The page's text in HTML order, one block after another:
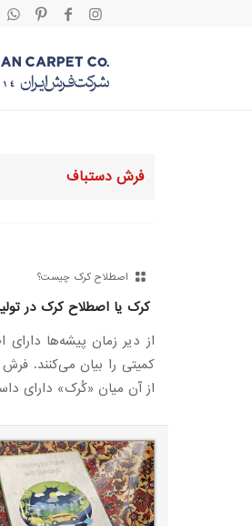
فرش دستباف
اصطلاح کرک چیست؟
کرک یا اصطلاح کرک در
از دیر زمان پیشه‌ها
کمیتی را بیان می‌کنند.
از آن میان «کُرک» دارای